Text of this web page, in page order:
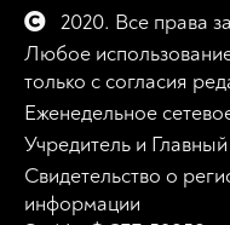
2020. Все права
Любое
только с согласия
Еженедельное
Учредитель и
Свидетельство о
информации